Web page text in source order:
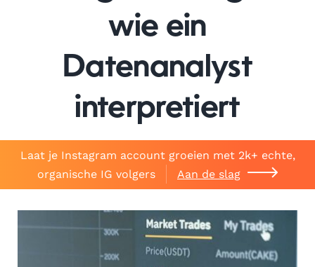
Anderen
Winkelwagen
wie ein
Datenanalyst
interpretiert
Laat je Instagram account groeien met 2k+ echte,
organische IG volgers
Aan de slag